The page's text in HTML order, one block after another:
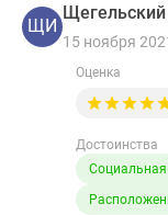
ЩИ
15 ноября
Оценка
Достоинства
Социальная